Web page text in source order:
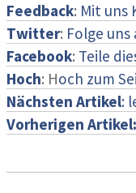
Feedback: Mit uns
Twitter: Folge
Facebook: Teile
Hoch: Hoch zum
Nächsten Artikel:
Vorherigen